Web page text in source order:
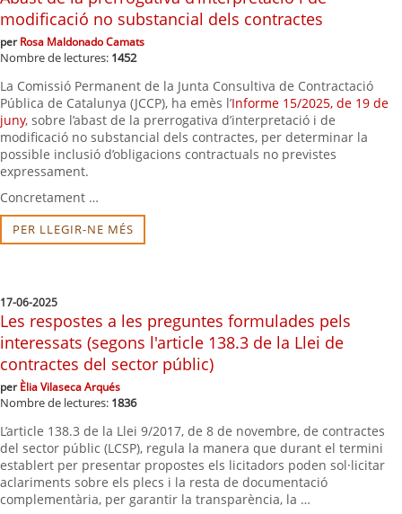
modificació no substancial dels contractes
perRosa Maldonado Camats
Nombre de lectures: 1452
La Comissió Permanent de la Junta Consultiva de Contractació
Pública de Catalunya (JCCP), ha emès l’Informe 15/2025, de 19 de
juny, sobre l’abast de la prerrogativa d’interpretació i de
modificació no substancial dels contractes, per determinar la
possible inclusió d’obligacions contractuals no previstes
expressament.
Concretament …
PER LLEGIR-NE MÉS
17-06-2025
Les respostes a les preguntes formulades pels
interessats (segons l'article 138.3 de la Llei de
contractes del sector públic)
perÈlia Vilaseca Arqués
Nombre de lectures: 1836
L’article 138.3 de la Llei 9/2017, de 8 de novembre, de contractes
del sector públic (LCSP), regula la manera que durant el termini
establert per presentar propostes els licitadors poden sol·licitar
aclariments sobre els plecs i la resta de documentació
complementària, per garantir la transparència, la …